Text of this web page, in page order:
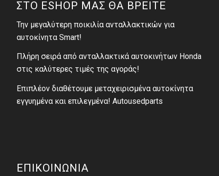
ΣΤΟ ESHOP ΜΑΣ ΘΑ ΒΡΕΙΤΕ
Την μεγαλύτερη ποικιλία ανταλλακτικών για
αυτοκίνητα Smart!
Πλήρη σειρά από ανταλλακτικά αυτοκινήτων Honda
στις καλύτερες τιμές της αγοράς!
Επιπλέον διαθέτουμε μεταχειρισμένα αυτοκίνητα
εγγυημένα και επιλεγμένα! Autousedparts
ΕΠΙΚΟΙΝΩΝΙΑ